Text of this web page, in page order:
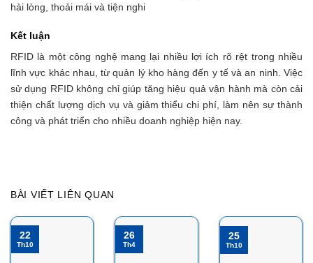
hài lòng, thoải mái và tiện nghi
Kết luận
RFID là một công nghệ mang lại nhiều lợi ích rõ rệt trong nhiều
lĩnh vực khác nhau, từ quản lý kho hàng đến y tế và an ninh. Việc
sử dụng RFID không chỉ giúp tăng hiệu quả vận hành mà còn cải
thiện chất lượng dịch vụ và giảm thiểu chi phí, làm nên sự thành
công và phát triển cho nhiều doanh nghiệp hiện nay.
BÀI VIẾT LIÊN QUAN
22
Th10
26
Th4
25
Th10